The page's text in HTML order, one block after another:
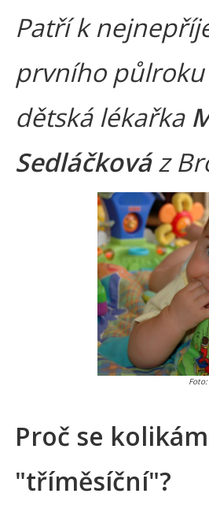
Patří k
prvního
dětská lékařka
Sedláčkováz
Proč se
"tříměsíční"?